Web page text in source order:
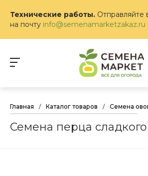
Технические работы. Отправляйте
на почту info@semenamarketzakaz.ru
Главная / Каталог товаров / Семена
Семена перца сладкого